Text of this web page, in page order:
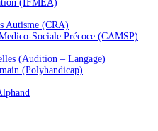
(IFMEA)
Autisme (CRA)
Sociale Précoce (CAMSP)
(Audition – Langage)
(Polyhandicap)